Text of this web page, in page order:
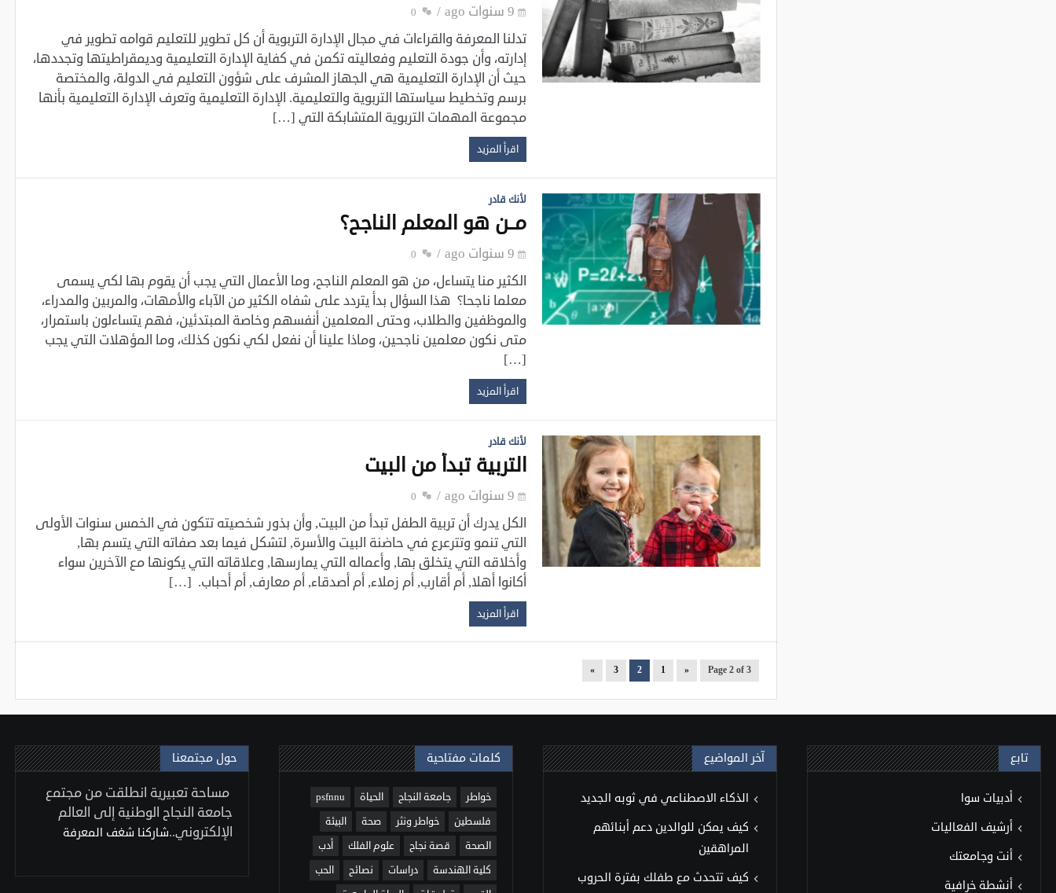
9 سنوات ago 0
تدلنا المعرفة والقراءات في مجال الإدارة التربوية أن كل تطوير للتعليم قوامه تطوير في
إدارته، وأن جودة التعليم ‏وفعاليته تكمن في كفاية الإدارة التعليمية وديمقراطيتها وتجددها،
حيث أن الإدارة التعليمية هي الجهاز المشرف على شؤون ‏التعليم في الدولة، والمختصة
برسم وتخطيط سياستها التربوية والتعليمية.‏ الإدارة التعليمية وتعرف الإدارة التعليمية بأنها
مجموعة المهمات التربوية المتشابكة التي […]
اقرأ المزيد
لأنك قادر
مــن هو المعلم الناجح؟
9 سنوات ago 0
الكثير منا يتساءل، من هو المعلم الناجح، وما الأعمال التي يجب أن يقوم بها لكي يسمى
معلما ناجحا؟ ‏هذا السؤال بدأ يتردد على شفاه الكثير من الآباء والأمهات، والمربين والمدراء،
والموظفين والطلاب، وحتى المعلمين ‏أنفسهم وخاصة المبتدئين، فهم يتساءلون باستمرار،
متى نكون معلمين ناجحين، وماذا علينا أن نفعل لكي نكون ‏كذلك، وما المؤهلات التي يجب
[…]
اقرأ المزيد
لأنك قادر
التربية تبدأ من البيت
9 سنوات ago 0
الكل يدرك أن تربية الطفل تبدأ من البيت, وأن بذور شخصيته تتكون في الخمس سنوات الأولى
التي تنمو ‏وتترعرع في حاضنة البيت والأسرة, لتشكل فيما بعد صفاته التي يتسم بها,
وأخلاقه التي يتخلق بها, وأعماله التي ‏يمارسها, وعلاقاته التي يكونها مع الآخرين سواء
أكانوا أهلا, أم أقارب, أم زملاء, أم أصدقاء, أم معارف, أم أحباب. […]
اقرأ المزيد
Page 2 of 3
«
1
2
3
»
حول مجتمعنا
مساحة تعبيرية انطلقت من مجتمع
جامعة النجاح الوطنية إلى العالم
الإلكتروني..شاركنا شغف المعرفة
كلمات مفتاحية
خواطر جامعة النجاح الحياة
psfnnu
فلسطين
خواطر ونثر صحة
البيئة
الصحة
قصة نجاح علوم الفلك
أدب
كلية الهندسة
دراسات نصائح
الحب
آخر المواضيع
الذكاء الاصطناعي في ثوبه الجديد
كيف يمكن للوالدين دعم أبنائهم
المراهقين
كيف تتحدث مع طفلك بفترة الحروب
تابع
أدبيات سوا
أرشيف الفعاليات
أنت وجامعتك
أنشطة خرافية